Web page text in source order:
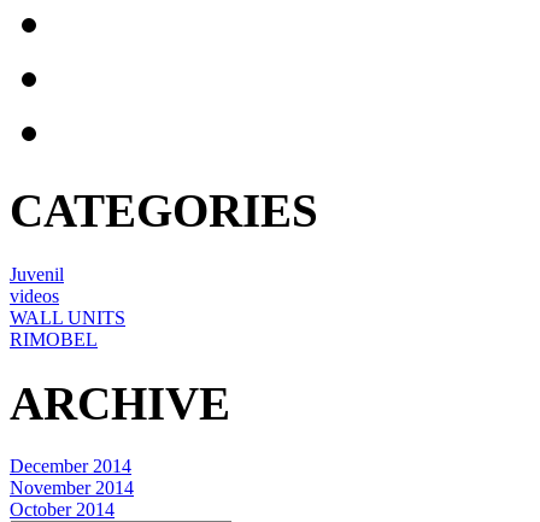
CATEGORIES
Juvenil
videos
WALL UNITS
RIMOBEL
ARCHIVE
December 2014
November 2014
October 2014